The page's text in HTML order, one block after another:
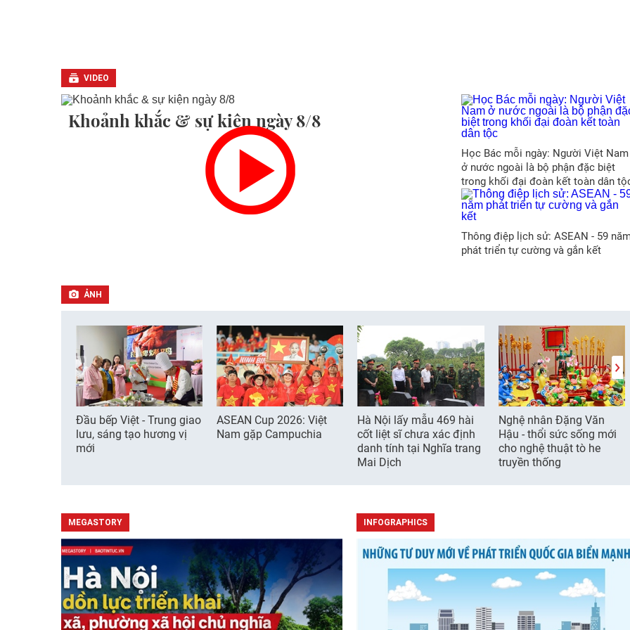
VIDEO
Khoảnh khắc & sự kiện ngày 8/8
Học Bác mỗi ngày: Người Việt Nam
ở nước ngoài là bộ phận đặc biệt
trong khối đại đoàn kết toàn dân
Thông điệp lịch sử: ASEAN - 59
phát triển tự cường và gắn kết
ẢNH
Đầu bếp Việt - Trung giao
lưu, sáng tạo hương vị
mới
ASEAN Cup 2026: Việt
Nam gặp Campuchia
Hà Nội lấy mẫu 469 hài
cốt liệt sĩ chưa xác định
danh tính tại Nghĩa trang
Mai Dịch
Nghệ nhân Đặng Văn
Hậu - thổi sức sống mới
cho nghệ thuật tò he
truyền thống
MEGASTORY INFOGRAPHICS